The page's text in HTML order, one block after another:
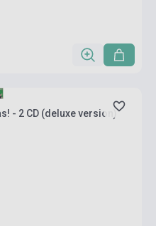
- 2 CD (deluxe version)